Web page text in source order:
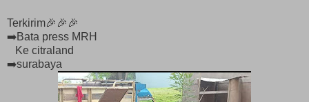
Terkirim🎉🎉🎉
➡️Bata press MRH
Ke citraland
➡️surabaya